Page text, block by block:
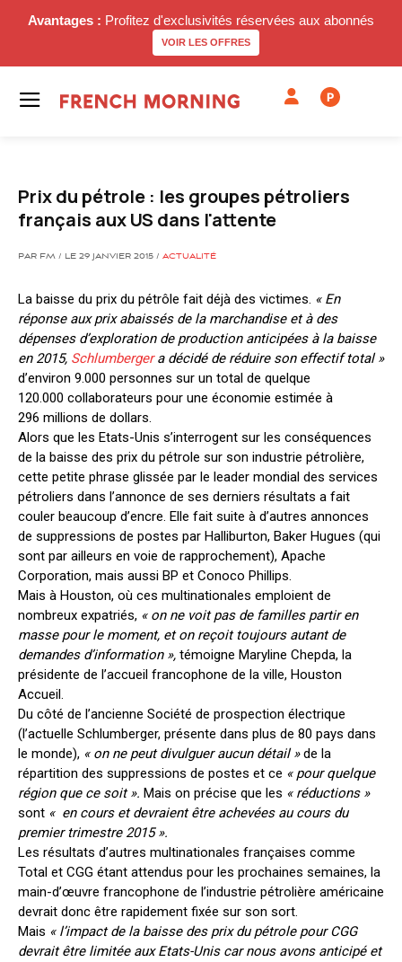
Avantages : Profitez d'exclusivités réservées aux abonnés
VOIR LES OFFRES
P
Prix du pétrole : les groupes pétroliers
français aux US dans l'attente
PAR FM / LE 29 JANVIER 2015 / ACTUALITÉ
La baisse du prix du pétrôle fait déjà des victimes. « En
réponse aux prix abaissés de la marchandise et à des
dépenses d’exploration de production anticipées à la baisse
en 2015, Schlumbergera décidé de réduire son effectif total »
d’environ 9.000 personnes sur un total de quelque
120.000 collaborateurs pour une économie estimée à
296 millions de dollars.
Alors que les Etats-Unis s’interrogent sur les conséquences
de la baisse des prix du pétrole sur son industrie pétrolière,
cette petite phrase glissée par le leader mondial des services
pétroliers dans l’annonce de ses derniers résultats a fait
couler beaucoup d’encre. Elle fait suite à d’autres annonces
de suppressions de postes par Halliburton, Baker Hugues (qui
sont par ailleurs en voie de rapprochement), Apache
Corporation, mais aussi BP et Conoco Phillips.
Mais à Houston, où ces multinationales emploient de
nombreux expatriés, « on ne voit pas de familles partir en
masse pour le moment, et on reçoit toujours autant de
demandes d’information », témoigne Maryline Chepda, la
présidente de l’accueil francophone de la ville, Houston
Accueil.
Du côté de l’ancienne Société de prospection électrique
(l’actuelle Schlumberger, présente dans plus de 80 pays dans
le monde), « on ne peut divulguer aucun détail »de la
répartition des suppressions de postes et ce « pour quelque
région que ce soit ». Mais on précise que les « réductions »
sont « en cours et devraient être achevées au cours du
premier trimestre 2015 ».
Les résultats d’autres multinationales françaises comme
Total et CGG étant attendus pour les prochaines semaines, la
main-d’œuvre francophone de l’industrie pétrolière américaine
devrait donc être rapidement fixée sur son sort.
Mais « l’impact de la baisse des prix du pétrole pour CGG
devrait être limitée aux Etats-Unis car nous avons anticipé et